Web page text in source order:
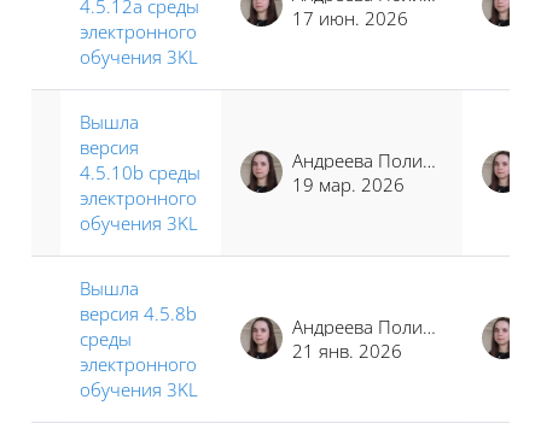
4.5.12a среды
электронного
обучения 3KL
17 июн. 2026
Вышла
версия
4.5.10b среды
электронного
обучения 3KL
Андреева Полина Иосифовна
19 мар. 2026
Вышла
версия 4.5.8b
среды
электронного
обучения 3KL
Андреева Полина Иосифовна
21 янв. 2026